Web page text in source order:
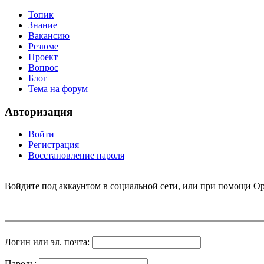
Топик
Знание
Вакансию
Резюме
Проект
Вопрос
Блог
Тема на форум
Авторизация
Войти
Регистрация
Восстановление пароля
Войдите под аккаунтом в социальной сети, или при помощи
Логин или эл. почта: